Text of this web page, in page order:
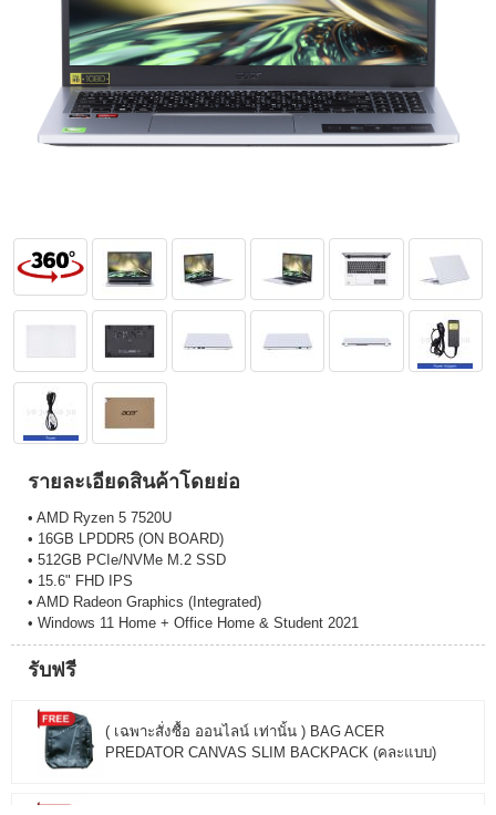
รายละเอียดสินค้าโดยย่อ
• AMD Ryzen 5 7520U
• 16GB LPDDR5 (ON BOARD)
• 512GB PCIe/NVMe M.2 SSD
• 15.6" FHD IPS
• AMD Radeon Graphics (Integrated)
• Windows 11 Home + Office Home & Student 2021
รับฟรี
( เฉพาะสั่งซื้อ ออนไลน์ เท่านั้น ) BAG ACER
PREDATOR CANVAS SLIM BACKPACK (คละแบบ)